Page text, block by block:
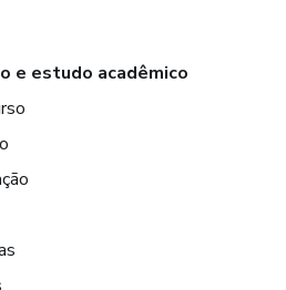
e estudo acadêmico